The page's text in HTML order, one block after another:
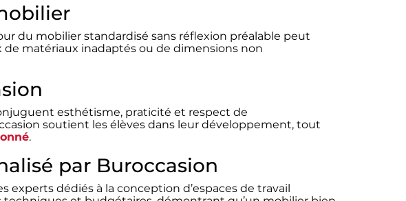
du mobilier standardisé sans réflexion préalable peut
matériaux inadaptés ou de dimensions non
esthétisme, praticité et respect de
soutient les élèves dans leur développement, tout
.
par Buroccasion
experts dédiés à la conception d’espaces de travail